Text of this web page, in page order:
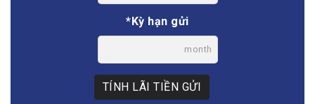
*Kỳ hạn gửi
month
TÍNH LÃI TIỀN GỬI